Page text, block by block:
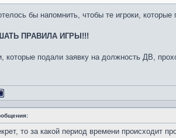
бы напомнить, чтобы те игроки,
ПРАВИЛА ИГРЫ!!!
которые подали заявку на должность ДВ,
Профиль
то за какой период времени происходит